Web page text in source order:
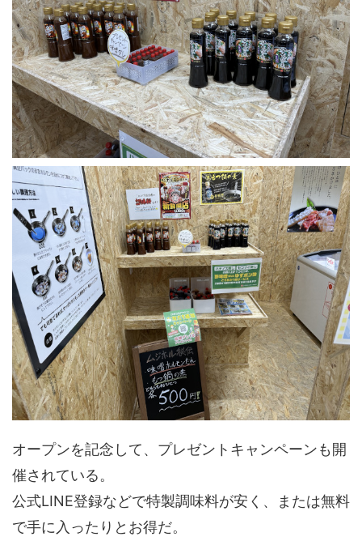
オープンを記念して、プレゼントキャンペーンも開
催されている。
公式LINE登録などで特製調味料が安く、または無料
で手に入ったりとお得だ。